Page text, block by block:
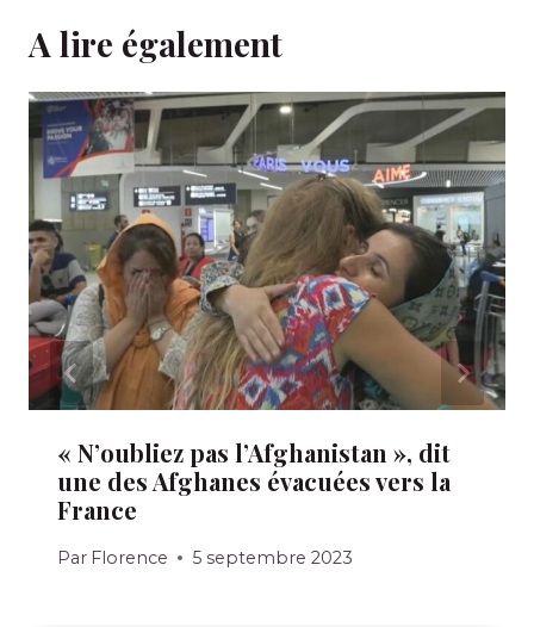
A lire également
« N’oubliez pas l’Afghanistan », dit
une des Afghanes évacuées vers la
France
Par Florence 5 septembre 2023